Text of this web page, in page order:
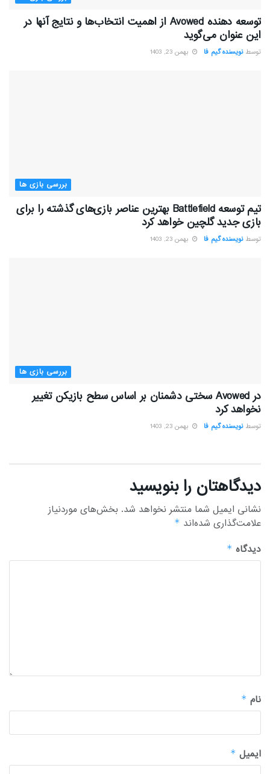
توسعه دهنده Avowed از اهمیت انتخاب‌ها و نتایج آنها در
این عنوان می‌گوید
توسط نویسنده گیم فا بهمن 23, 1403
بررسی بازی ها
تیم توسعه Battlefield بهترین عناصر بازی‌های گذشته را برای
بازی جدید گلچین خواهد کرد
توسط نویسنده گیم فا بهمن 23, 1403
بررسی بازی ها
در Avowed سختی دشمنان بر اساس سطح بازیکن تغییر
نخواهد کرد
توسط نویسنده گیم فا بهمن 23, 1403
دیدگاهتان را بنویسید
نشانی ایمیل شما منتشر نخواهد شد. بخش‌های موردنیاز
علامت‌گذاری شده‌اند *
دیدگاه *
نام *
ایمیل *